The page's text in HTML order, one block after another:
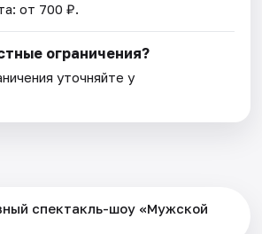
от 700 ₽.
ограничения?
уточняйте у
спектакль-шоу «Мужской